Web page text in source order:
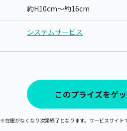
約H10cm～約16cm
システムサービス
このプライズをゲ
※在庫がなくなり次第終了となります。サービスサイト